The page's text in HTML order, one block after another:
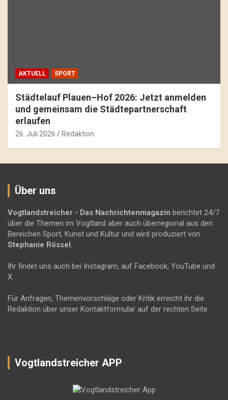
AKTUELL SPORT
Städtelauf Plauen–Hof 2026: Jetzt anmelden
und gemeinsam die Städtepartnerschaft
erlaufen
26. Juli 2026 Redaktion
Über uns
Vogtlandstreicher - Das Nachrichtenmagazin berichtet 24/7
über die Themen im Vogtland aber auch überregional aus den
Bereichen Sport, Kunst und Kultur und wird produziert von
Stephanie Rössel .
Ihr findet uns auch bei Instagram, auf Facebook, YouTube und
X.
Für Anfragen, Themenvorschläge oder Kritik erreicht ihr die
Redaktion über unser Kontaktformular auf der rechten Seite.
Vogtlandstreicher APP